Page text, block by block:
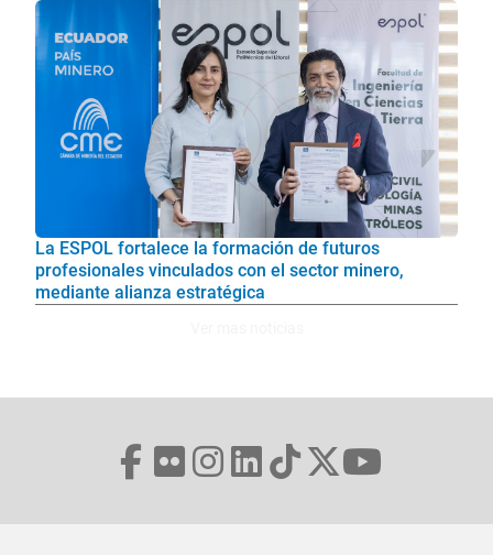
La ESPOL fortalece la formación de futuros
profesionales vinculados con el sector minero,
mediante alianza estratégica